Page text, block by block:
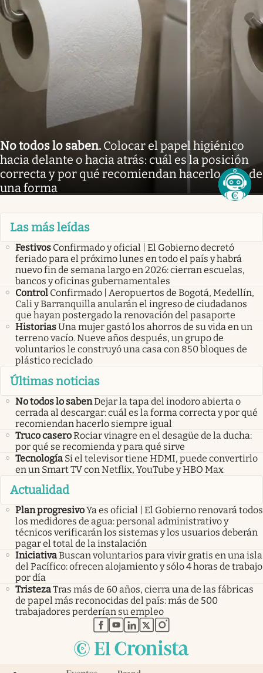
No todos lo saben. Colocar el papel higiénico
hacia delante o hacia atrás: cuál es la posición
correcta y por qué recomiendan hacerlo solo de
una forma
Las más leídas
Festivos Confirmado y oficial | El Gobierno decretó
feriado para el próximo lunes en todo el país y habrá
nuevo fin de semana largo en 2026: cierran escuelas,
bancos y oficinas gubernamentales
Control Confirmado | Aeropuertos de Bogotá, Medellín,
Cali y Barranquilla anularán el ingreso de ciudadanos
que hayan postergado la renovación del pasaporte
HistoriasUna mujer gastó los ahorros de su vida en un
terreno vacío. Nueve años después, un grupo de
voluntarios le construyó una casa con 850 bloques de
plástico reciclado
Últimas noticias
No todos lo sabenDejar la tapa del inodoro abierta o
cerrada al descargar: cuál es la forma correcta y por qué
recomiendan hacerlo siempre igual
Truco caseroRociar vinagre en el desagüe de la ducha:
por qué se recomienda y para qué sirve
Tecnología Si el televisor tiene HDMI, puede convertirlo
en un Smart TV con Netflix, YouTube y HBO Max
Actualidad
Plan progresivoYa es oficial | El Gobierno renovará todos
los medidores de agua: personal administrativo y
técnicos verificarán los sistemas y los usuarios deberán
pagar el total de la instalación
IniciativaBuscan voluntarios para vivir gratis en una isla
del Pacífico: ofrecen alojamiento y sólo 4 horas de trabajo
por día
TristezaTras más de 60 años, cierra una de las fábricas
de papel más reconocidas del país: más de 500
trabajadores perderían su empleo
abre en nueva pestaña
abre en nueva pestaña
abre en nueva pestaña
abre en nueva pestaña
abre en nueva pestaña